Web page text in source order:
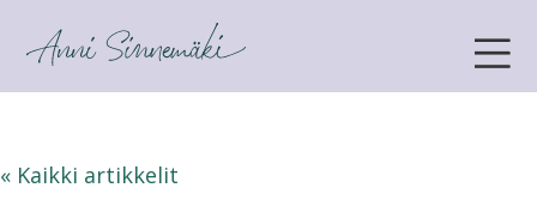
ANNI SINNEMÄKI
« Kaikki artikkelit